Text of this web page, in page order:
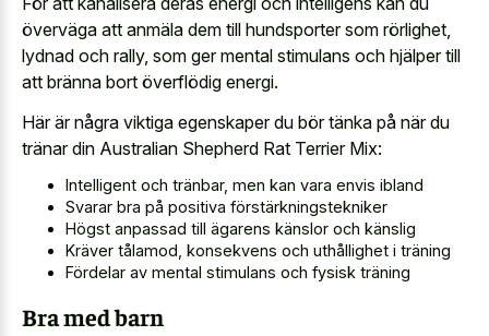
överväga att anmäla dem till hundsporter som rörlighet,
lydnad och rally, som ger mental stimulans och hjälper till
att bränna bort överflödig energi.
Här är några viktiga egenskaper du bör tänka på när du
tränar din Australian Shepherd Rat Terrier Mix:
Intelligent och tränbar, men kan vara envis ibland
Svarar bra på positiva förstärkningstekniker
Högst anpassad till ägarens känslor och känslig
Kräver tålamod, konsekvens och uthållighet i träning
Fördelar av mental stimulans och fysisk träning
Bra med barn